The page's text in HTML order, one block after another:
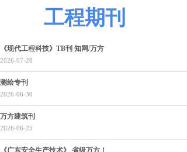
工程期刊
《现代工程科技》TB刊 知网/万方
2026-07-28
测绘专刊
2026-06-30
万方建筑刊
2026-06-25
《广东安全生产技术》 省级万方！